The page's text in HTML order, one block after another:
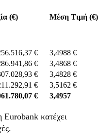
(€)
Μέση Τιμή (€)
€
3,4988 €
€
3,4868 €
€
3,4828 €
€
3,5162 €
€ 3,4957
κατέχει